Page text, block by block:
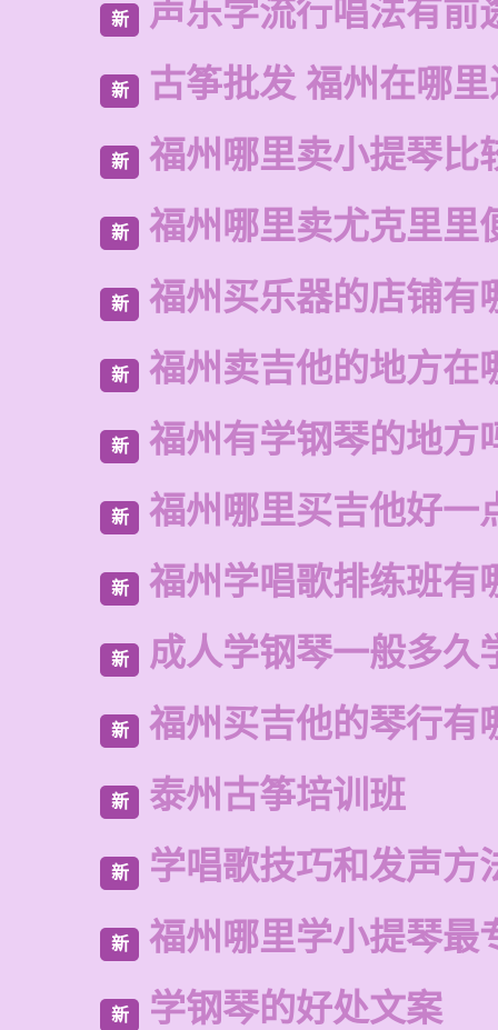
新 声乐学流行唱法有前
新 古筝批发 福州在哪
新 福州哪里卖小提琴比
新 福州哪里卖尤克里里
新 福州买乐器的店铺有
新 福州卖吉他的地方在
新 福州有学钢琴的地方
新 福州哪里买吉他好一
新 福州学唱歌排练班有
新 成人学钢琴一般多久
新 福州买吉他的琴行有
新 泰州古筝培训班
新 学唱歌技巧和发声方
新 福州哪里学小提琴最
新 学钢琴的好处文案